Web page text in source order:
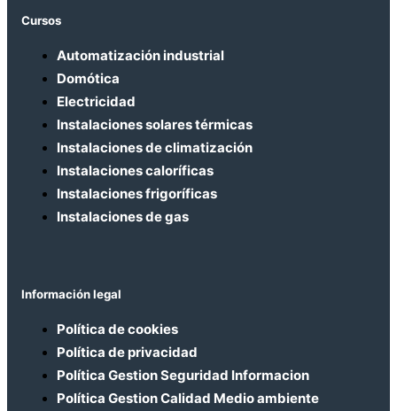
Cursos
Automatización industrial
Domótica
Electricidad
Instalaciones solares térmicas
Instalaciones de climatización
Instalaciones caloríficas
Instalaciones frigoríficas
Instalaciones de gas
Información legal
Política de cookies
Política de privacidad
Política Gestion Seguridad Informacion
Política Gestion Calidad Medio ambiente